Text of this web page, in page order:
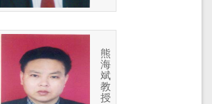
熊
海
斌
教
授